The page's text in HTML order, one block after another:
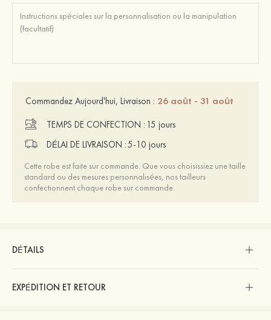
Commandez Aujourd'hui, Livraison : 26 août - 31 août
TEMPS DE CONFECTION : 15 jours
DÉLAI DE LIVRAISON :5-10 jours
Cette robe est faite sur commande. Que vous choisissiez une taille
standard ou des mesures personnalisées, nos tailleurs
confectionnent chaque robe sur commande.
DÉTAILS
EXPÉDITION ET RETOUR